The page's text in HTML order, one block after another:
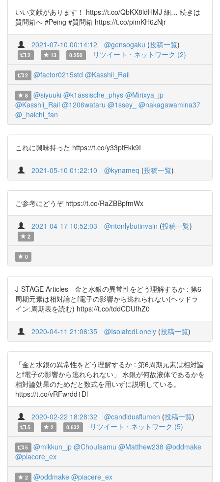
いい文献があります！ https://t.co/QbKX8ldHMJ 細… 続きは
質問箱へ #Peing #質問箱 https://t.co/pimKH6zNjr
2021-07-10 00:14:12 @gensogaku (投稿一覧)
2 13 0.250 リツイート・ネットワーク (2)
2 @factor0215std @Kasshii_Rail
8 @siyuuki @k1assische_phys @Mirixya_jp
@Kasshii_Rail @1206wataru @1ssey_ @nakagawamina37
@_haichi_fan
これに興味持った https://t.co/y33ptEkk9I
2021-05-10 01:22:10 @kynameq (投稿一覧)
ご参考にどうぞ https://t.co/RaZBBpfmWx
2021-04-17 10:52:03 @ntonlybutinvain (投稿一覧)
2
0
J-STAGE Articles - 金と水銀の異常性をどう理解するか : 第6
周期元素は相対論とf電子の影響から逃れられない(ヘッドラ
イン:周期表を読む) https://t.co/tddCDUfhZ0
2020-04-11 21:06:35 @IsolatedLonely (投稿一覧)
「金と水銀の異常性をどう理解するか : 第6周期元素は相対論
とf電子の影響から逃れられない」 水銀が何故液体であるかを
相対論効果のためだと数式を用いずに説明している。
https://t.co/vRFwrdd1Dl
2020-02-22 18:28:32 @candidusflumen (投稿一覧)
5 2 0.632 リツイート・ネットワーク (5)
5 @mikkun_jp @ChouIsamu @Matthew238 @oddmake
@piacere_ex
2 @oddmake @piacere_ex